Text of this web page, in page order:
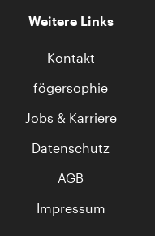
Weitere Links
Kontakt
fögersophie
Jobs & Karriere
Datenschutz
AGB
Impressum